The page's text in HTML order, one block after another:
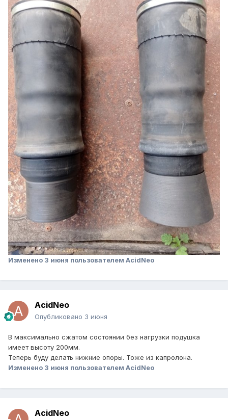
Изменено 3 июня пользователем AcidNeo
AcidNeo
Опубликовано 3 июня
В максимально сжатом состоянии без нагрузки подушка
имеет высоту 200мм.
Теперь буду делать нижние опоры. Тоже из капролона.
Изменено 3 июня пользователем AcidNeo
AcidNeo